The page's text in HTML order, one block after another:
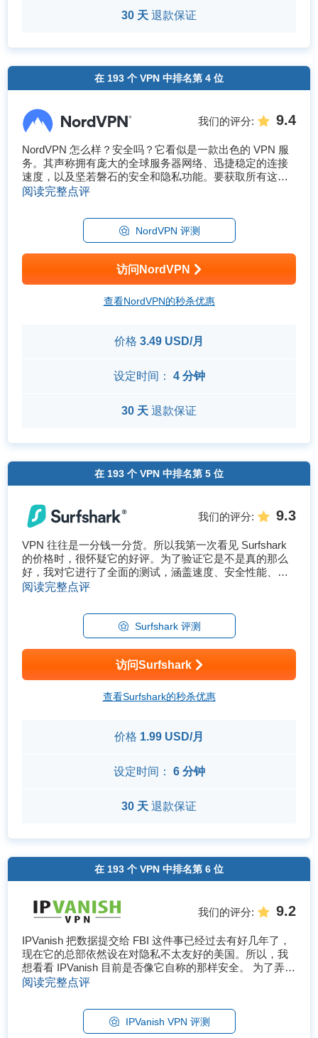
30 天 退款保证
在 193 个 VPN 中排名第 4 位
我们的评分: 9.4
NordVPN 怎么样？安全吗？它看似是一款出色的 VPN 服
务。其声称拥有庞大的全球服务器网络、迅捷稳定的连接
速度，以及坚若磐石的安全和隐私功能。要获取所有这些
高级功能，只需 $3.09/month。这听上去颇为诱人，但当中
行了深度分析。我测试了它的�...
阅读完整点评
NordVPN 评测
访问NordVPN
查看NordVPN的秒杀优惠
价格 3.49 USD/月
设定时间： 4 分钟
30 天 退款保证
在 193 个 VPN 中排名第 5 位
我们的评分: 9.3
VPN 往往是一分钱一分货。所以我第一次看见 Surfshark
的价格时，很怀疑它的好评。为了验证它是不是真的那么
好，我对它进行了全面的测试，涵盖速度、安全性能、解
锁性能、网络稳定性和设备兼容性等方面。 为了弄清楚它
测试，包括速度、安全功...
阅读完整点评
Surfshark 评测
访问Surfshark
查看Surfshark的秒杀优惠
价格 1.99 USD/月
设定时间： 6 分钟
30 天 退款保证
在 193 个 VPN 中排名第 6 位
我们的评分: 9.2
IPVanish 把数据提交给 FBI 这件事已经过去有好几年了，
现在它的总部依然设在对隐私不太友好的美国。所以，我
想看看 IPVanish 目前是否像它自称的那样安全。 为了弄清
楚这一点，我仔细地研究了 IPVanish 的隐私政策和所有
串流性能、服务器网络、�...
阅读完整点评
IPVanish VPN 评测